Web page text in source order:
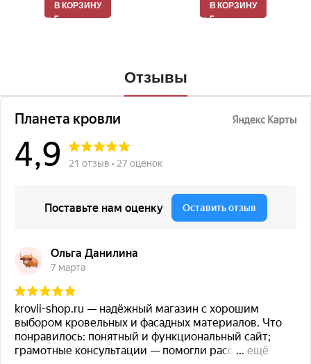
В КОРЗИНУ В КОРЗИНУ
Отзывы